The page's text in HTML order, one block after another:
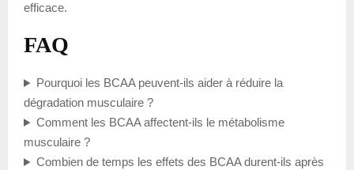
efficace.
FAQ
Pourquoi les BCAA peuvent-ils aider à réduire la
dégradation musculaire ?
Comment les BCAA affectent-ils le métabolisme
musculaire ?
Combien de temps les effets des BCAA durent-ils après